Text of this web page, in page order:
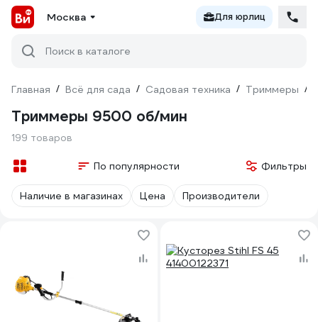
Москва Для юрлиц
Поиск в каталоге
Главная / Всё для сада / Садовая техника / Триммеры /
Триммеры 9500 об/мин
199 товаров
По популярности Фильтры
Наличие в магазинах Цена Производители